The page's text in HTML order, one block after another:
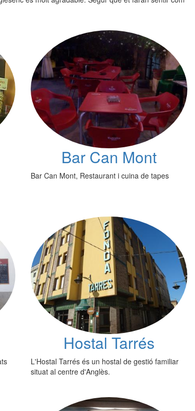
Bar Can Mont
Bar Can Mont, Restaurant i cuina de tapes
Hostal Tarrés
L'Hostal Tarrés és un hostal de gestió familiar
situat al centre d'Anglès.